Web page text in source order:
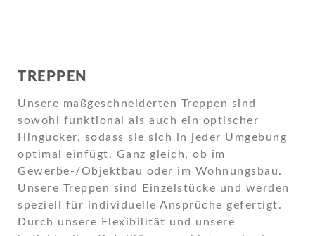
TREPPEN
Unsere maßgeschneiderten Treppen sind
sowohl funktional als auch ein optischer
Hingucker, sodass sie sich in jeder Umgebung
optimal einfügt. Ganz gleich, ob im
Gewerbe-/Objektbau oder im Wohnungsbau.
Unsere Treppen sind Einzelstücke und werden
speziell für individuelle Ansprüche gefertigt.
Durch unsere Flexibilität und unsere